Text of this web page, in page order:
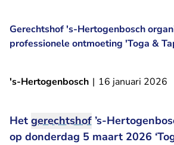
Gerechtshof 's-Hertogenbosch
professionele ontmoeting 'Toga &
's-Hertogenbosch | 16 januari 2026
Het gerechtshof ’s-
op donderdag 5 maart 2026